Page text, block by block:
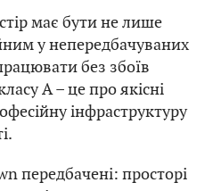
має бути не лише
у непередбачуваних
без збоїв
А – це про якісні
інфраструктуру
передбачені: просторі